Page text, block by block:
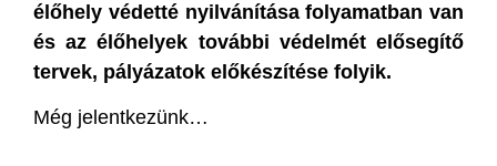
élőhely védetté nyilvánítása folyamatban van
és az élőhelyek további védelmét elősegítő
tervek, pályázatok előkészítése folyik.
Még jelentkezünk…